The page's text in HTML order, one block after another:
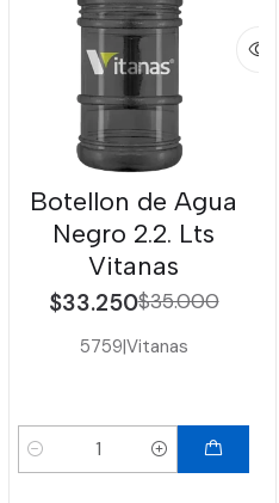
Botellon de Agua
Negro 2.2. Lts
Vitanas
$33.250$35.000
5759|Vitanas
Cantidad